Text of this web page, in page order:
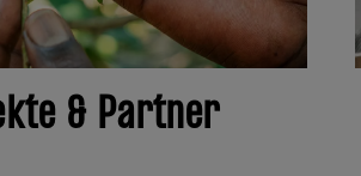
& Partner